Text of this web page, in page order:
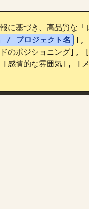
に基づき、高品質な
/ プロジェクト名 ],
ポジショニング], [
感情的な雰囲気], [